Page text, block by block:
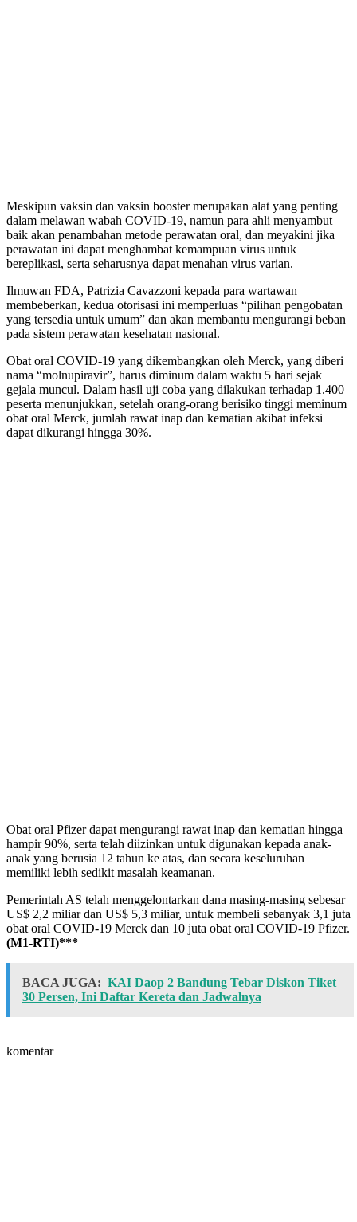
Meskipun vaksin dan vaksin booster merupakan alat yang penting
dalam melawan wabah COVID-19, namun para ahli menyambut
baik akan penambahan metode perawatan oral, dan meyakini jika
perawatan ini dapat menghambat kemampuan virus untuk
bereplikasi, serta seharusnya dapat menahan virus varian.
Ilmuwan FDA, Patrizia Cavazzoni kepada para wartawan
membeberkan, kedua otorisasi ini memperluas “pilihan pengobatan
yang tersedia untuk umum” dan akan membantu mengurangi beban
pada sistem perawatan kesehatan nasional.
Obat oral COVID-19 yang dikembangkan oleh Merck, yang diberi
nama “molnupiravir”, harus diminum dalam waktu 5 hari sejak
gejala muncul. Dalam hasil uji coba yang dilakukan terhadap 1.400
peserta menunjukkan, setelah orang-orang berisiko tinggi meminum
obat oral Merck, jumlah rawat inap dan kematian akibat infeksi
dapat dikurangi hingga 30%.
Obat oral Pfizer dapat mengurangi rawat inap dan kematian hingga
hampir 90%, serta telah diizinkan untuk digunakan kepada anak-
anak yang berusia 12 tahun ke atas, dan secara keseluruhan
memiliki lebih sedikit masalah keamanan.
Pemerintah AS telah menggelontarkan dana masing-masing sebesar
US$ 2,2 miliar dan US$ 5,3 miliar, untuk membeli sebanyak 3,1 juta
obat oral COVID-19 Merck dan 10 juta obat oral COVID-19 Pfizer.
(M1-RTI)***
BACA JUGA: KAI Daop 2 Bandung Tebar Diskon Tiket
30 Persen, Ini Daftar Kereta dan Jadwalnya
komentar